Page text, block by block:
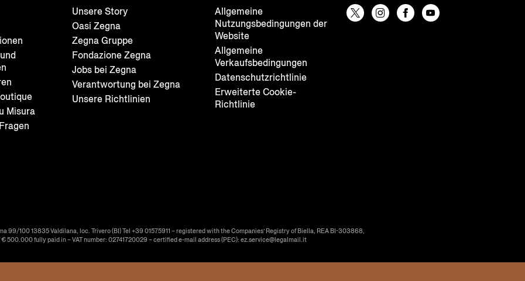
Misura
Unsere Story
Oasi Zegna
Zegna Gruppe
Fondazione Zegna
Jobs bei Zegna
Verantwortung bei Zegna
Unsere Richtlinien
Allgemeine
Nutzungsbedingungen der
Website
Allgemeine
Verkaufsbedingungen
Datenschutzrichtlinie
Erweiterte Cookie-
Richtlinie
99/100 13835 Valdilana, loc. Trivero (BI) Tel +39 01575911 – registered with the Companies’ Registry of Biella, REA BI-303868,
500.000 fully paid in – VAT number: 02741720029 – certified e-mail address (PEC): ez.service@legalmail.it